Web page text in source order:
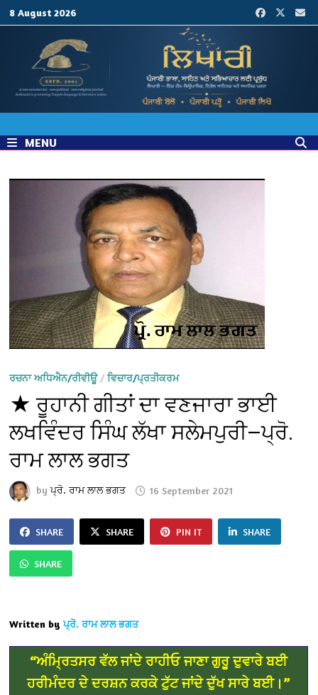
8 August 2026
MENU
ਰਚਨਾ ਅਧਿਐਨ/ਰੀਵੀਊ/ਵਿਚਾਰ/ਪ੍ਰਤੀਕਰਮ
★ ਰੂਹਾਨੀ ਗੀਤਾਂ ਦਾ ਵਣਜਾਰਾ ਭਾਈ
ਲਖਵਿੰਦਰ ਸਿੰਘ ਲੱਖਾ ਸਲੇਮਪੁਰੀ—ਪ੍ਰੋ.
ਰਾਮ ਲਾਲ ਭਗਤ
byਪ੍ਰੋ. ਰਾਮ ਲਾਲ ਭਗਤ 16 September 2021
SHARE SHARE PIN IT SHARE
SHARE
Written by ਪ੍ਰੋ. ਰਾਮ ਲਾਲ ਭਗਤ
“ਅੰਮ੍ਰਿਤਸਰ ਵੱਲ ਜਾਂਦੇ ਰਾਹੀਓ ਜਾਣਾ ਗੁਰੂ ਦੁਵਾਰੇ ਬਈ
ਹਰੀਮੰਦਰ ਦੇ ਦਰਸ਼ਨ ਕਰਕੇ ਟੁੱਟ ਜਾਂਦੇ ਦੁੱਖ ਸਾਰੇ ਬਈ।”